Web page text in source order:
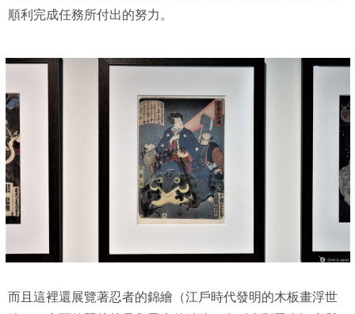
順利完成任務所付出的努力。
而且這裡還展覽著忍者的錦繪（江戶時代發明的木板畫浮世